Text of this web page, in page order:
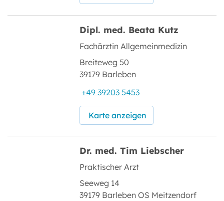
Dipl. med. Beata Kutz
Fachärztin Allgemeinmedizin
Breiteweg 50
39179 Barleben
+49 39203 5453
Karte anzeigen
Dr. med. Tim Liebscher
Praktischer Arzt
Seeweg 14
39179 Barleben OS Meitzendorf